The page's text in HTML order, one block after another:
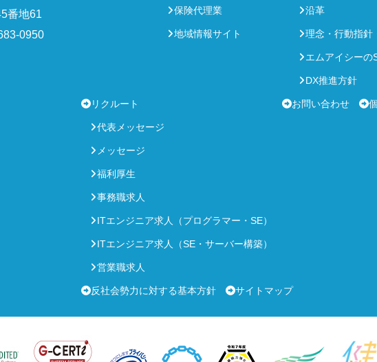
番地61
0950
保険代理業
地域情報サイト
沿革
理念・行動指針
エムアイシーの
DX推進方針
リクルート
代表メッセージ
メッセージ
福利厚生
事務職求人
ITエンジニア求人（プログラマー・SE）
ITエンジニア求人（SE・サーバー構築）
営業職求人
お問い合わせ
反社会勢力に対する基本方針 サイトマップ